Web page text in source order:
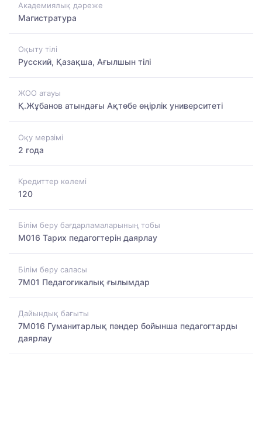
Академиялық дәреже
Магистратура
Оқыту тілі
Русский, Қазақша, Ағылшын тілі
ЖОО атауы
Қ.Жұбанов атындағы Ақтөбе өңірлік университеті
Оқу мерзімі
2 года
Кредиттер көлемі
120
Білім беру бағдарламаларының тобы
M016 Тарих педагогтерін даярлау
Білім беру саласы
7M01 Педагогикалық ғылымдар
Дайындық бағыты
7M016 Гуманитарлық пәндер бойынша педагогтарды
даярлау